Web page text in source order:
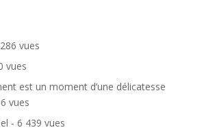
vues
vues
est un moment d’une délicatesse
vues
- 6 439 vues